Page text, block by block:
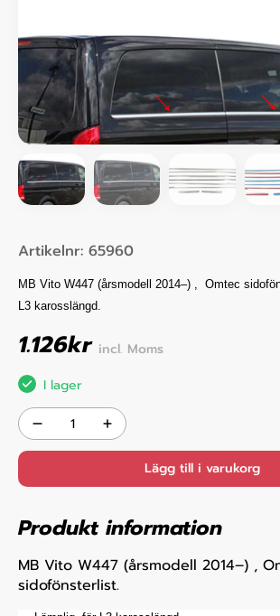
Artikelnr: 65960
MB Vito W447 (årsmodell 2014–) , Omtec
L3 karosslängd.
1.126kr incl. Moms
I lager
Lägg till i varukorg
Produkt information
MB Vito W447 (årsmodell 2014–) ,
sidofönsterlist.